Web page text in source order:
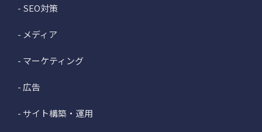
- SEO対策
- メディア
- マーケティング
- 広告
- サイト構築・運用